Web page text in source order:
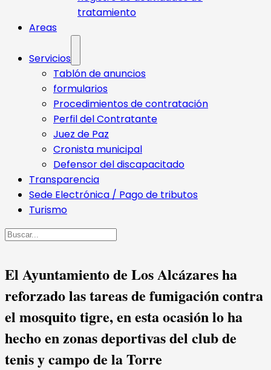
tratamiento
Areas
Servicios
Tablón de anuncios
formularios
Procedimientos de contratación
Perfil del Contratante
Juez de Paz
Cronista municipal
Defensor del discapacitado
Transparencia
Sede Electrónica / Pago de tributos
Turismo
Buscar
El Ayuntamiento de Los Alcázares ha
reforzado las tareas de fumigación contra
el mosquito tigre, en esta ocasión lo ha
hecho en zonas deportivas del club de
tenis y campo de la Torre